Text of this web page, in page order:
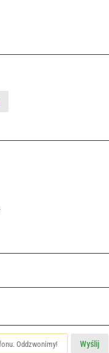
Wyślij